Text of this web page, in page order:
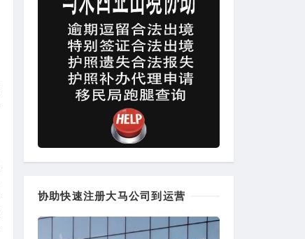
协助快速注册大马公司到运营